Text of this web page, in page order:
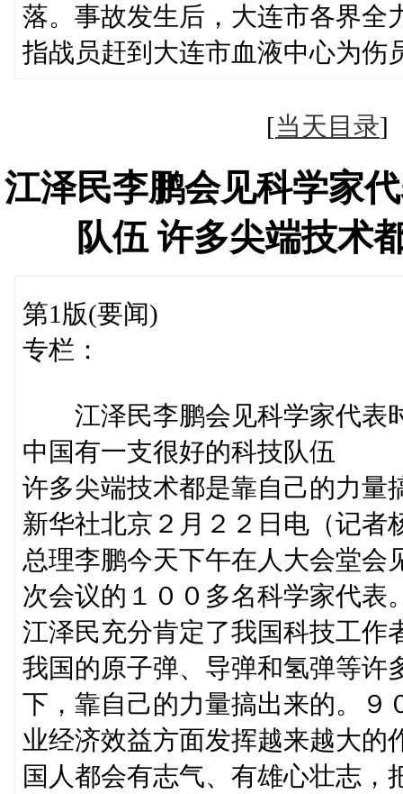
落。事故发生后，大连市各界全
指战员赶到大连市血液中心为伤
[当天目录
江泽民李鹏会见科学家
队伍 许多尖端技术
第1版(要闻)
专栏：
江泽民李鹏会见科学家代表
中国有一支很好的科技队伍
许多尖端技术都是靠自己的力量
新华社北京２月２２日电（记者
总理李鹏今天下午在人大会堂会
次会议的１００多名科学家代表
江泽民充分肯定了我国科技工作
我国的原子弹、导弹和氢弹等许
下，靠自己的力量搞出来的。９
业经济效益方面发挥越来越大的
国人都会有志气、有雄心壮志，